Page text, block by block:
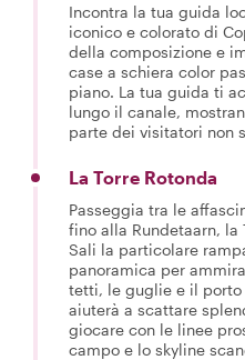
Incontra la tua guida
iconico e colorato di
della composizione e
case a schiera color
piano. La tua guida ti
lungo il canale,
parte dei visitatori non
La Torre Rotonda
Passeggia tra le
fino alla Rundetaarn, la
Sali la particolare
panoramica per
tetti, le guglie e il porto
aiuterà a scattare
giocare con le linee
campo e lo skyline